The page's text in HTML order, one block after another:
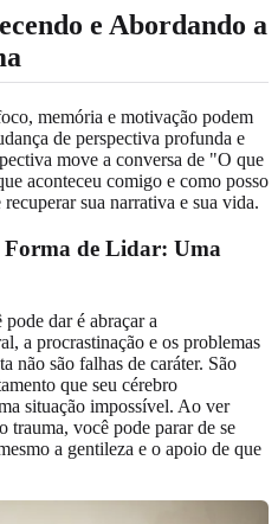
e Abordando a
memória e motivação podem
de perspectiva profunda e
move a conversa de "O que
aconteceu comigo e como posso
sua narrativa e sua vida.
Forma de Lidar: Uma
dar é abraçar a
a procrastinação e os problemas
não são falhas de caráter. São
que seu cérebro
situação impossível. Ao ver
trauma, você pode parar de se
a gentileza e o apoio de que